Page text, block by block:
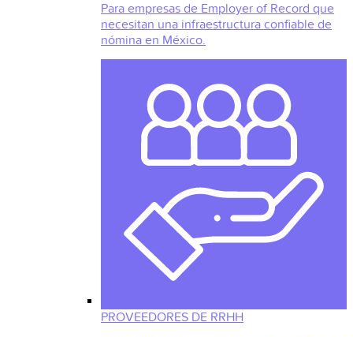
Para empresas de Employer of Record que
necesitan una infraestructura confiable de
nómina en México.
PROVEEDORES DE RRHH